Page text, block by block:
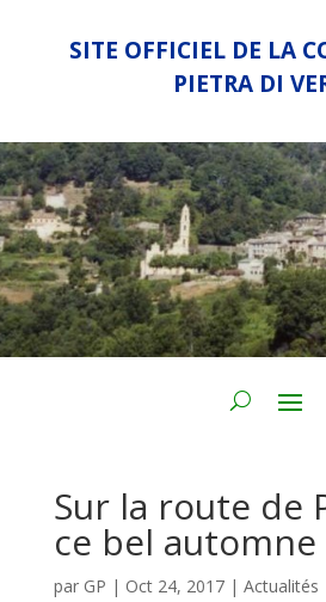
SITE OFFICIEL DE LA
PIETRA DI
Sur la route de
ce bel automne
par GP | Oct 24, 2017| Actualités